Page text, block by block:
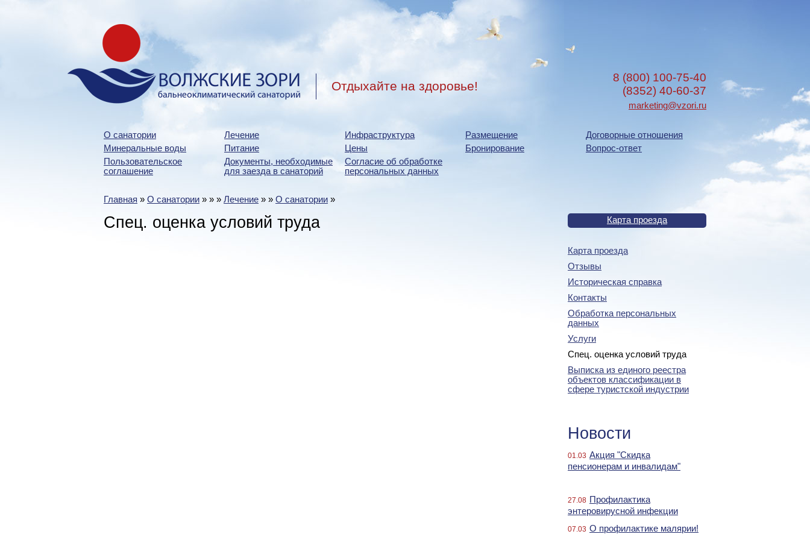
Отдыхайте на здоровье!
8 (800) 100-75-40
(8352) 40-60-37
marketing@vzori.ru
О санатории Лечение Инфраструктура Размещение
Договорные отношения
Минеральные воды
Питание Цены Бронирование
Вопрос-ответ
Пользовательское
соглашение
Документы, необходимые
для заезда в санаторий
Согласие об обработке
персональных данных
Главная » О санатории » » » Лечение » » О санатории »
Спец. оценка условий труда Карта проезда
Карта проезда
Отзывы
Историческая справка
Контакты
Обработка персональных
данных
Услуги
Спец. оценка условий труда
Выписка из единого реестра
объектов классификации в
сфере туристской индустрии
Новости
01.03 Акция "Скидка
пенсионерам и инвалидам"
27.08 Профилактика
энтеровирусной инфекции
07.03 О профилактике малярии!